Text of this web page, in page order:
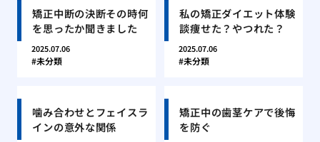
矯正中断の決断その時何
を思ったか聞きました
2025.07.06
未分類
私の矯正ダイエット体験
談痩せた？やつれた？
2025.07.06
未分類
噛み合わせとフェイスラ
インの意外な関係
矯正中の歯茎ケアで後悔
を防ぐ